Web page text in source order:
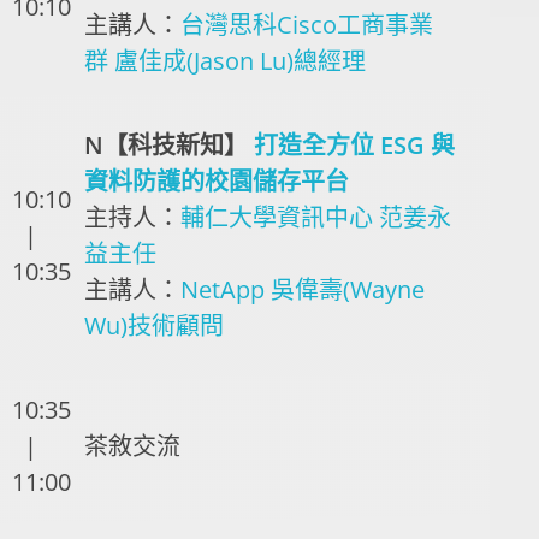
10:10
主講人： 台灣思科Cisco工商事業
群 盧佳成(Jason Lu)總經理
10:10
|
10:35
N【科技新知】 打造全方位 ESG 與
資料防護的校園儲存平台
主持人： 輔仁大學資訊中心 范姜永
益主任
主講人： NetApp 吳偉壽(Wayne
Wu)技術顧問
10:35
|
11:00
茶敘交流